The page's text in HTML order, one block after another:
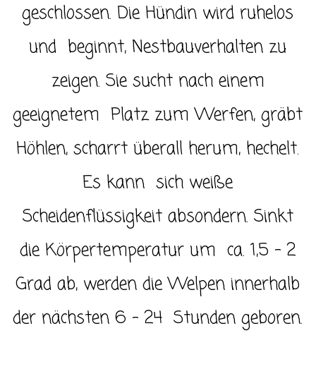
geschlossen. Die Hündin wird ruhelos
und beginnt, Nestbauverhalten zu
zeigen. Sie sucht nach einem
geeignetem Platz zum Werfen, gräbt
Höhlen, scharrt überall herum, hechelt.
Es kann sich weiße
Scheidenflüssigkeit absondern. Sinkt
die Körpertemperatur um ca. 1,5 – 2
Grad ab, werden die Welpen innerhalb
der nächsten 6 – 24 Stunden geboren.